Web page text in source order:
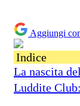
Aggiungi
Indice
La nascita
Luddite